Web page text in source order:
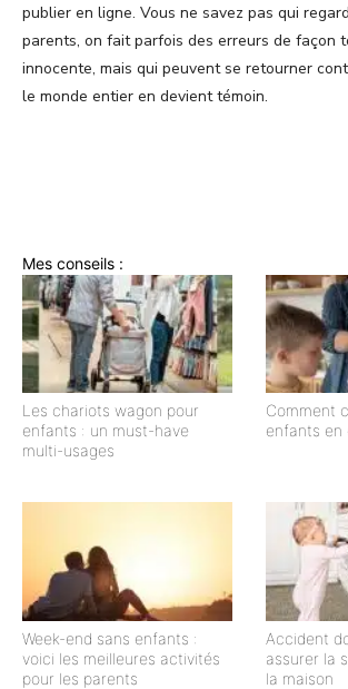
publier en ligne. Vous ne savez pas qui
parents, on fait parfois des erreurs de façon
innocente, mais qui peuvent se retourner
le monde entier en devient témoin.
Mes conseils :
Les chariots wagon pour
enfants : un must-have
multi-usages
Comment
enfants en
Week-end sans enfants :
voici les meilleures activités
pour les parents
Accident
assurer la
la maison